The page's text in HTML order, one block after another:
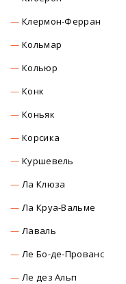
Клермон-Ферран
Кольмар
Кольюр
Конк
Коньяк
Корсика
Куршевель
Ла Клюза
Ла Круа-Вальме
Лаваль
Ле Бо-де-Прованс
Ле дез Альп